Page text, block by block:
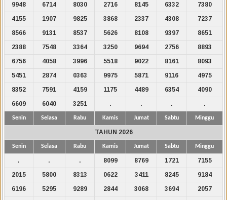
9948
6714 8030 2716 8145 6332
7380
4155
1907 9825 3868 2337 4308
7237
8566
9131 8537 5626 8108 9397
8651
2388
7548 3364 3250 9694 2756
8893
6756
4058 3996 5518 9022 8161
8093
5451
2874 0363 9975 5871 9116
4975
8352
7591 4159 1175 4489 6354
4090
6609
6040 3251 . . . .
Senin Selasa Rabu Kamis Jumat Sabtu Minggu
TAHUN 2026
Senin Selasa Rabu Kamis Jumat Sabtu Minggu
. . . 8099 8769 1721
7155
2015
5800 8313 0622 3411 8245
9184
6196
5295 9289 2844 3068 3694
2057